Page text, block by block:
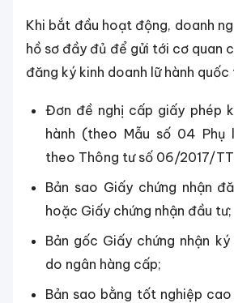
Khi bắt đầu hoạt động, doanh
hồ sơ đầy đủ để gửi tới cơ quan
đăng ký kinh doanh lữ hành
Đơn đề nghị cấp giấy phép
hành (theo Mẫu số 04 Phụ
theo Thông tư số 06/2017/
Bản sao Giấy chứng nhận
hoặc Giấy chứng nhận đầu tư;
Bản gốc Giấy chứng nhận
do ngân hàng cấp;
Bản sao bằng tốt nghiệp